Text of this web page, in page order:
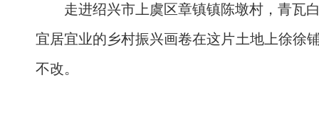
走进绍兴市上虞区章镇镇陈墩村，青瓦
宜居宜业的乡村振兴画卷在这片土地上徐徐
不改。